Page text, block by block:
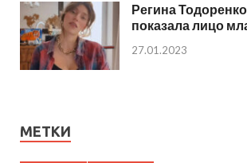
Регина
показала лицо
27.01.2023
МЕТКИ